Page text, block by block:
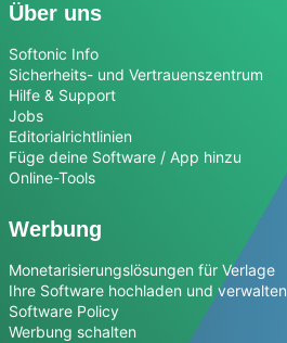
Über uns
Softonic Info
Sicherheits- und Vertrauenszentrum
Hilfe & Support
Jobs
Editorialrichtlinien
Füge deine Software / App hinzu
Online-Tools
Werbung
Monetarisierungslösungen für Verlage
Ihre Software hochladen und verwalten
Software Policy
Werbung schalten